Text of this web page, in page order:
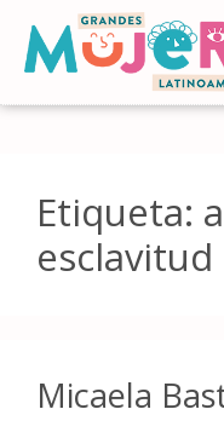
Etiqueta:
esclavitud
Micaela